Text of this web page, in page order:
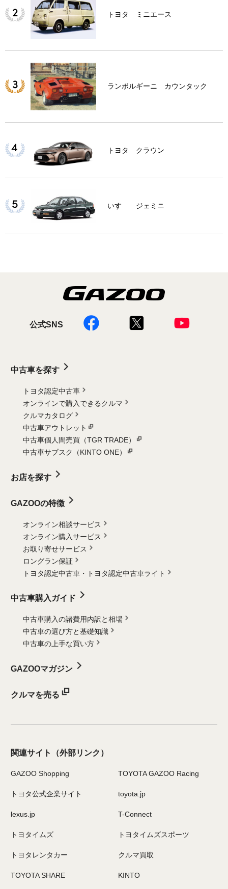
トヨタ ミニエース
ランボルギーニ カウンタック
トヨタ クラウン
いすゞ ジェミニ
公式SNS
中古車を探す
トヨタ認定中古車
オンラインで購入できるクルマ
クルマカタログ
中古車アウトレット
中古車個人間売買（TGR TRADE）
中古車サブスク（KINTO ONE）
お店を探す
GAZOOの特徴
オンライン相談サービス
オンライン購入サービス
お取り寄せサービス
ロングラン保証
トヨタ認定中古車・
トヨタ認定中古車ライト
中古車購入ガイド
中古車購入の諸費用内訳と相場
中古車の選び方と基礎知識
中古車の上手な買い方
GAZOOマガジン
クルマを売る
関連サイト （外部リンク）
GAZOO Shopping TOYOTA GAZOO Racing
トヨタ公式企業サイト toyota.jp
lexus.jp T-Connect
トヨタイムズ トヨタイムズスポーツ
トヨタレンタカー クルマ買取
TOYOTA SHARE KINTO